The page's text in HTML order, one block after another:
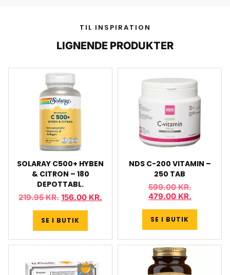
TIL INSPIRATION
LIGNENDE PRODUKTER
SOLARAY C500+ HYBEN
& CITRON – 180
DEPOTTABL.
219.95KR. 156.00 KR.
SE I BUTIK
NDS C-200 VITAMIN –
250 TAB
599.00KR.
479.00 KR.
SE I BUTIK